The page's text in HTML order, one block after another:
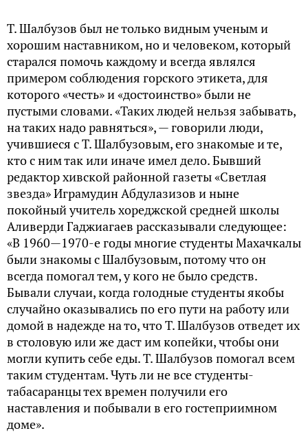
Т. Шалбузов был не только видным ученым и
хорошим наставником, но и человеком, который
старался помочь каждому и всегда являлся
примером соблюдения горского этикета, для
которого «честь» и «достоинство» были не
пустыми словами. «Таких людей нельзя забывать,
на таких надо равняться», — говорили люди,
учившиеся с Т. Шалбузовым, его знакомые и те,
кто с ним так или иначе имел дело. Бывший
редактор хивской районной газеты «Светлая
звезда» Играмудин Абдулазизов и ныне
покойный учитель хореджской средней школы
Аливерди Гаджиагаев рассказывали следующее:
«В 1960—1970-е годы многие студенты Махачкалы
были знакомы с Шалбузовым, потому что он
всегда помогал тем, у кого не было средств.
Бывали случаи, когда голодные студенты якобы
случайно оказывались по его пути на работу или
домой в надежде на то, что Т. Шалбузов отведет их
в столовую или же даст им копейки, чтобы они
могли купить себе еды. Т. Шалбузов помогал всем
таким студентам. Чуть ли не все студенты-
табасаранцы тех времен получили его
наставления и побывали в его гостеприимном
доме».